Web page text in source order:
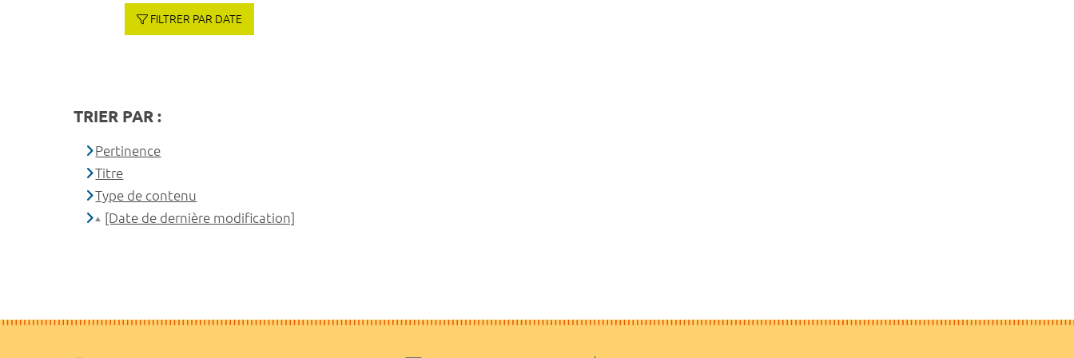
FILTRER PAR DATE
TRIER PAR :
Pertinence
Titre
Type de contenu
[Date de dernière modification]